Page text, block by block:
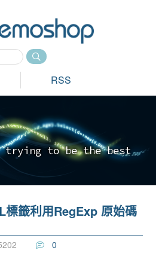
RSS
tryi ng to be the best_
標籤利用RegExp 原始碼
0